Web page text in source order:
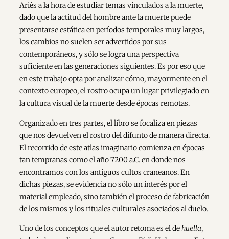
Ariès a la hora de estudiar temas vinculados a la muerte,
dado que la actitud del hombre ante la muerte puede
presentarse estática en períodos temporales muy largos,
los cambios no suelen ser advertidos por sus
contemporáneos, y sólo se logra una perspectiva
suficiente en las generaciones siguientes. Es por eso que
en este trabajo opta por analizar cómo, mayormente en el
contexto europeo, el rostro ocupa un lugar privilegiado en
la cultura visual de la muerte desde épocas remotas.
Organizado en tres partes, el libro se focaliza en piezas
que nos devuelven el rostro del difunto de manera directa.
El recorrido de este atlas imaginario comienza en épocas
tan tempranas como el año 7200 a.C. en donde nos
encontramos con los antiguos cultos craneanos. En
dichas piezas, se evidencia no sólo un interés por el
material empleado, sino también el proceso de fabricación
de los mismos y los rituales culturales asociados al duelo.
Uno de los conceptos que el autor retoma es el dehuella,